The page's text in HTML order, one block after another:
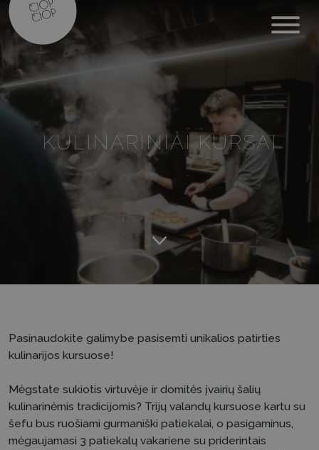
KULINARINIAI KURSAI
Pasinaudokite galimybe pasisemti unikalios patirties
kulinarijos kursuose!
Mėgstate sukiotis virtuvėje ir domitės įvairių šalių
kulinarinėmis tradicijomis? Trijų valandų kursuose kartu su
šefu bus ruošiami gurmaniški patiekalai, o pasigaminus,
mėgaujamasi 3 patiekalų vakariene su priderintais